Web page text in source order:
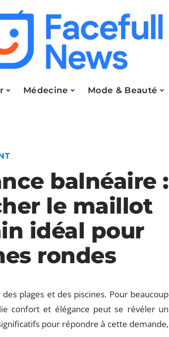
Médecine Mode & Beauté
balnéaire :
le maillot
idéal pour
rondes
plages et des piscines. Pour beaucoup
confort et élégance peut se révéler un
pour répondre à cette demande,